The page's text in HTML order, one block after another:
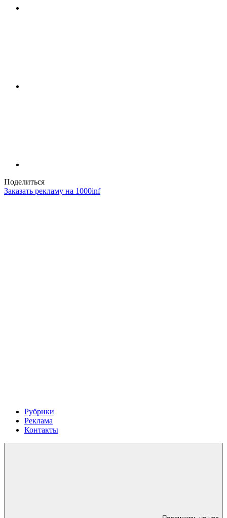
Поделиться
Заказать рекламу на 1000inf
Рубрики
Реклама
Контакты